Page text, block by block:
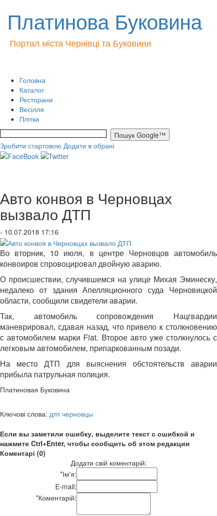
Платинова Буковина
Портал міста Чернівці та Буковини
Головна
Каталог
Ресторани
Весілля
Плітки
Зробити стартовою Додати в обрані
Авто конвоя в Черновцах
вызвало ДТП
- 10.07.2018 17:16
Во вторник, 10 июля, в центре Черновцов автомобиль
конвоиров спровоцировал двойную аварию.
О происшествии, случившемся на улице Михая Эминеску,
недалеко от здания Апелляционного суда Черновицкой
области, сообщили свидетели аварии.
Так, автомобиль сопровождения Нацгвардии
маневрировал, сдавая назад, что привело к столкновению
с автомобилем марки Fiat. Второе авто уже столкнулось с
легковым автомобилем, припаркованным позади.
На место ДТП для выяснения обстоятельств аварии
прибыла патрульная полиция.
Платиновая Буковина
Ключові слова: дтп черновцы
Если вы заметили ошибку, выделите текст с ошибкой и
нажмите Ctrl+Enter, чтобы сообщить об этом редакции
Коментарі (0)
Додати свій коментарій:
*Ім'я:
E-mail:
*Коментарій: